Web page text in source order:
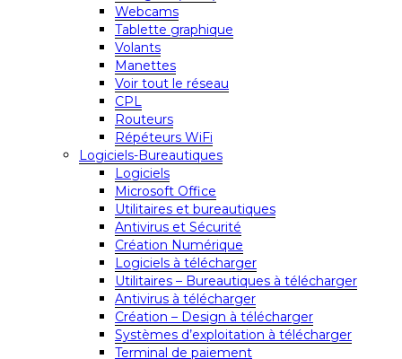
Webcams
Tablette graphique
Volants
Manettes
Voir tout le réseau
CPL
Routeurs
Répéteurs WiFi
Logiciels-Bureautiques
Logiciels
Microsoft Office
Utilitaires et bureautiques
Antivirus et Sécurité
Création Numérique
Logiciels à télécharger
Utilitaires – Bureautiques à télécharger
Antivirus à télécharger
Création – Design à télécharger
Systèmes d’exploitation à télécharger
Terminal de paiement